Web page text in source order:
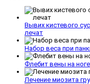
Вывих кистевого
лечат
Набор веса при
Флебит вены на ноге
Лечение миозита